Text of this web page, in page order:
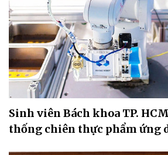
Sinh viên Bách khoa TP.
thống chiên thực phẩm ứng